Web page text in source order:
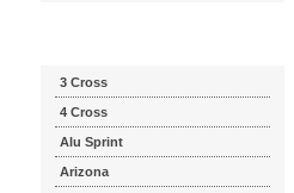
3 Cross
4 Cross
Alu Sprint
Arizona